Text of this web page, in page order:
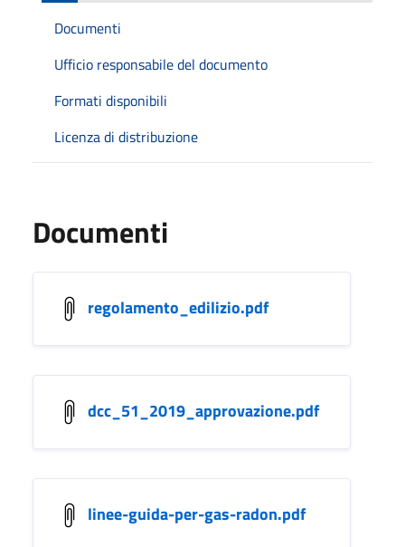
Documenti
Ufficio responsabile del documento
Formati disponibili
Licenza di distribuzione
Documenti
regolamento_edilizio.pdf
dcc_51_2019_approvazione.pdf
linee-guida-per-gas-radon.pdf